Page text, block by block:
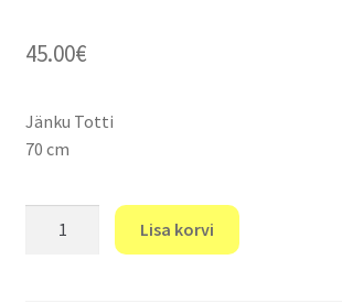
45.00€
Jänku Totti
70 cm
Lisa korvi